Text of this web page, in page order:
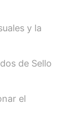
y la
de Sello
el